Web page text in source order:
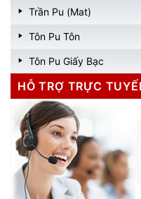
Trần Pu (Mat)
Tôn Pu Tôn
Tôn Pu Giấy Bạc
HỖ TRỢ TRỰC